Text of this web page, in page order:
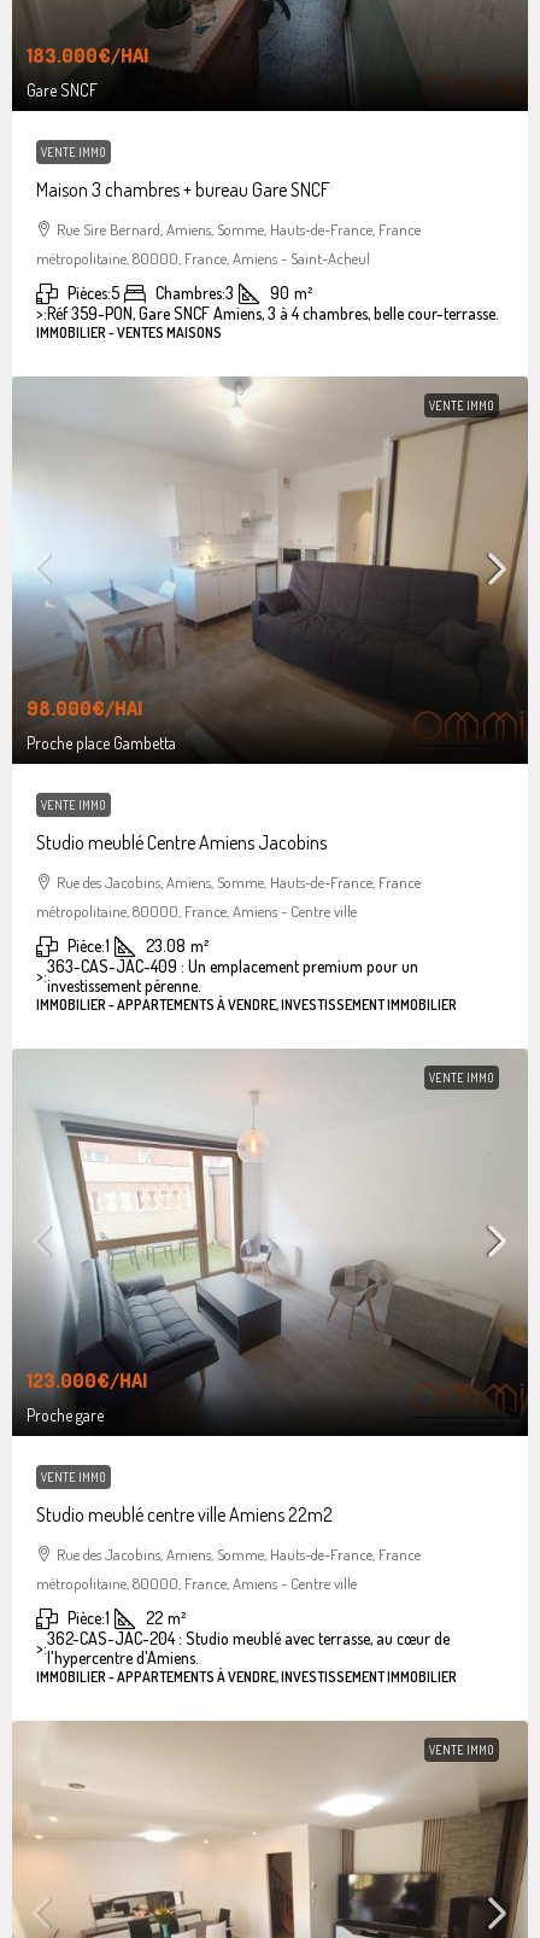
183.000€/HAI
Gare SNCF
VENTE IMMO
Maison 3 chambres + bureau Gare SNCF
Rue Sire Bernard, Amiens, Somme, Hauts-de-France, France
métropolitaine, 80000, France, Amiens - Saint-Acheul
Pièces:5 Chambres:3 90 m²
>:Réf 359-PON, Gare SNCF Amiens, 3 à 4 chambres, belle cour-terrasse.
IMMOBILIER - VENTES MAISONS
VENTE IMMO
98.000€/HAI
Proche place Gambetta
VENTE IMMO
Studio meublé Centre Amiens Jacobins
Rue des Jacobins, Amiens, Somme, Hauts-de-France, France
métropolitaine, 80000, France, Amiens - Centre ville
Pièce:1 23.08 m²
>:363-CAS-JAC-409 : Un emplacement premium pour un
investissement pérenne.
IMMOBILIER - APPARTEMENTS À VENDRE, INVESTISSEMENT IMMOBILIER
VENTE IMMO
123.000€/HAI
Proche gare
VENTE IMMO
Studio meublé centre ville Amiens 22m2
Rue des Jacobins, Amiens, Somme, Hauts-de-France, France
métropolitaine, 80000, France, Amiens - Centre ville
Pièce:1 22 m²
>:362-CAS-JAC-204 : Studio meublé avec terrasse, au cœur de
l'hypercentre d'Amiens.
IMMOBILIER - APPARTEMENTS À VENDRE, INVESTISSEMENT IMMOBILIER
VENTE IMMO